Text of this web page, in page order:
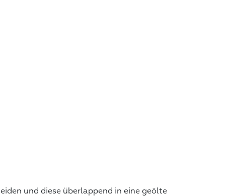
und diese überlappend in eine geölte